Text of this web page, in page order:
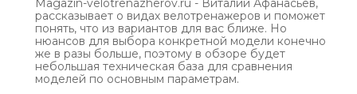
Magazin-velotrenazherov.ru - Виталий Афанасьев,
рассказывает о видах велотренажеров и поможет
понять, что из вариантов для вас ближе. Но
нюансов для выбора конкретной модели конечно
же в разы больше, поэтому в обзоре будет
небольшая техническая база для сравнения
моделей по основным параметрам.